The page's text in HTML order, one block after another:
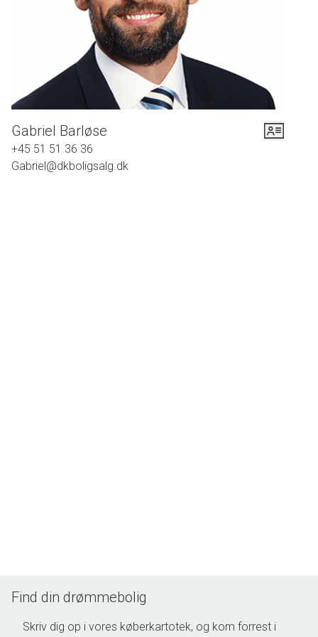
gøremål let kan udføres.
Ejendommen er fra 1964, og den har mange af de klassiske 60’er-
egenskaber, som er gået hen og blevet moderne igen. Den har en enkel,
arkitektonisk udformning, hvor rene linjer er i fokus. Huset er omkranset af en
lukket havegrund, som er virkelig dejlig. Den er nemlig flot anlagt med
kroner. De lune sommerdage kan tilbringes på en af de mange hyggekroge,
hvor især den store, sydvestvendte terrasse udmærker sig.
Gabriel Barløse
+45 51 51 36 36
Gabriel@dkboligsalg.dk
Find din drømmebolig
Skriv dig op i vores køberkartotek, og kom forrest i